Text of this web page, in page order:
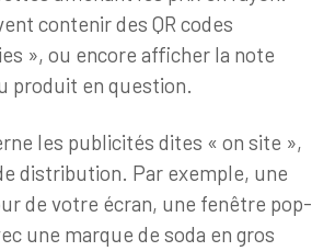
contenir des QR codes
», ou encore afficher la note
produit en question.
les publicités dites « on site »,
distribution. Par exemple, une
de votre écran, une fenêtre pop-
une marque de soda en gros